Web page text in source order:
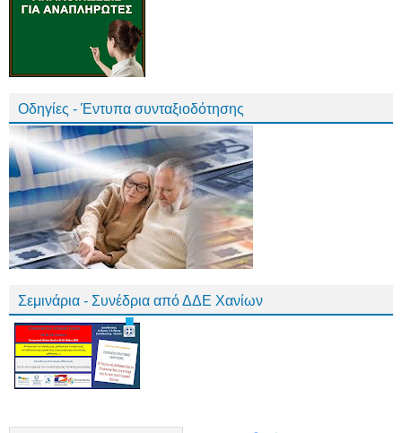
Οδηγίες - Έντυπα συνταξιοδότησης
Σεμινάρια - Συνέδρια από ΔΔΕ Χανίων